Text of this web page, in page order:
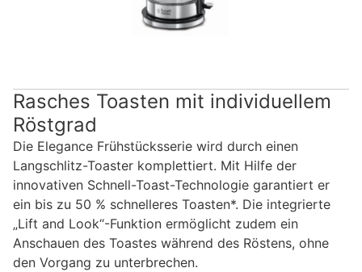
Rasches Toasten mit individuellem
Röstgrad
Die Elegance Frühstücksserie wird durch einen
Langschlitz-Toaster komplettiert. Mit Hilfe der
innovativen Schnell-Toast-Technologie garantiert er
ein bis zu 50 % schnelleres Toasten*. Die integrierte
„Lift and Look“-Funktion ermöglicht zudem ein
Anschauen des Toastes während des Röstens, ohne
den Vorgang zu unterbrechen.